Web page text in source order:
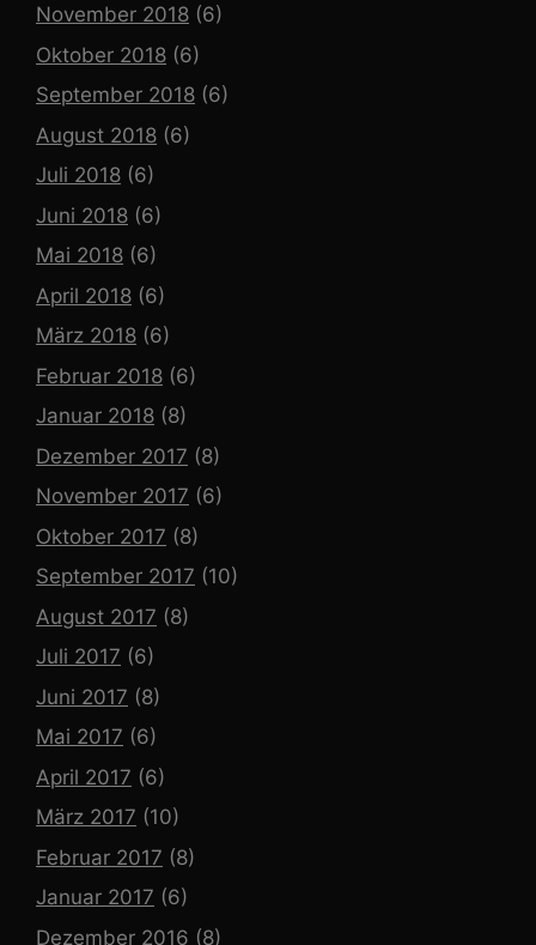
November 2018 (6)
Oktober 2018 (6)
September 2018 (6)
August 2018 (6)
Juli 2018 (6)
Juni 2018 (6)
Mai 2018 (6)
April 2018 (6)
März 2018 (6)
Februar 2018 (6)
Januar 2018 (8)
Dezember 2017 (8)
November 2017 (6)
Oktober 2017 (8)
September 2017 (10)
August 2017 (8)
Juli 2017 (6)
Juni 2017 (8)
Mai 2017 (6)
April 2017 (6)
März 2017 (10)
Februar 2017 (8)
Januar 2017 (6)
Dezember 2016 (8)